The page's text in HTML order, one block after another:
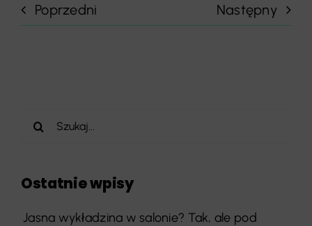
Poprzedni Następny
Szukaj
Ostatnie wpisy
Jasna wykładzina w salonie? Tak, ale pod